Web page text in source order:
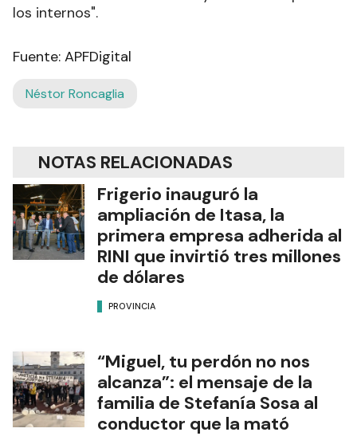
los internos".
Fuente: APFDigital
Néstor Roncaglia
NOTAS RELACIONADAS
Frigerio inauguró la
ampliación de Itasa, la
primera empresa adherida al
RINI que invirtió tres millones
de dólares
PROVINCIA
“Miguel, tu perdón no nos
alcanza”: el mensaje de la
familia de Stefanía Sosa al
conductor que la mató